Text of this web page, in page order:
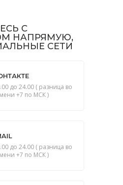
С
НАПРЯМУЮ,
СЕТИ
до 24.00 ( разница во
+7 по МСК )
до 24.00 ( разница во
+7 по МСК )